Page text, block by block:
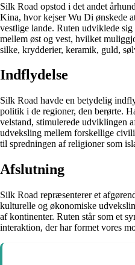
Silk Road opstod i det andet
Kina, hvor kejser Wu Di ønskede
vestlige lande. Ruten udviklede
mellem øst og vest, hvilket
silke, krydderier, keramik, guld,
Indflydelse
Silk Road havde en betydelig
politik i de regioner, den berørte.
velstand, stimulerede udviklingen
udveksling mellem forskellige
til spredningen af religioner som
Afslutning
Silk Road repræsenterer et
kulturelle og økonomiske
af kontinenter. Ruten står som et
interaktion, der har formet vores